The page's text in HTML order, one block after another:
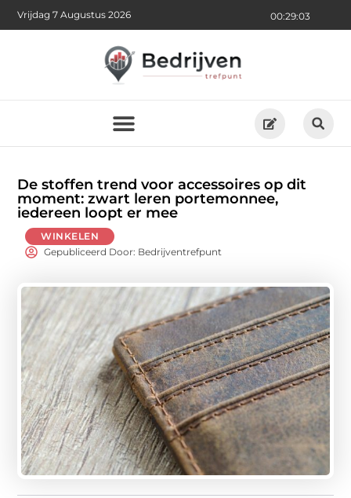
00:29:05
Vrijdag 7 Augustus 2026
De stoffen trend voor accessoires op dit
moment: zwart leren portemonnee,
iedereen loopt er mee
WINKELEN
Gepubliceerd Door: Bedrijventrefpunt